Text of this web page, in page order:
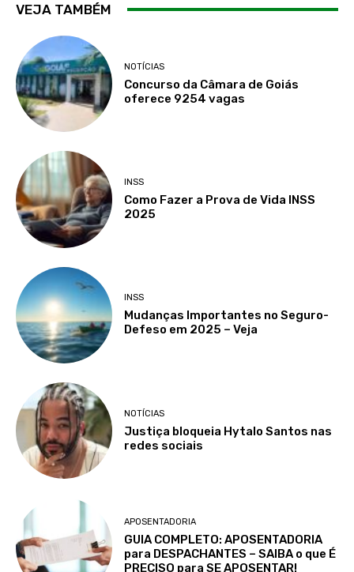
VEJA TAMBÉM
NOTÍCIAS
Concurso da Câmara de Goiás
oferece 9254 vagas
INSS
Como Fazer a Prova de Vida INSS
2025
INSS
Mudanças Importantes no Seguro-
Defeso em 2025 – Veja
NOTÍCIAS
Justiça bloqueia Hytalo Santos nas
redes sociais
APOSENTADORIA
GUIA COMPLETO: APOSENTADORIA
para DESPACHANTES – SAIBA o que É
PRECISO para SE APOSENTAR!